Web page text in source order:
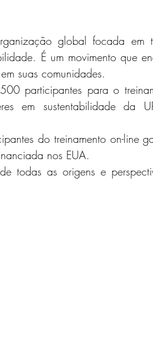
global focada em
É um movimento que
suas comunidades.
participantes para o
em sustentabilidade da
do treinamento on-line
nos EUA.
todas as origens e